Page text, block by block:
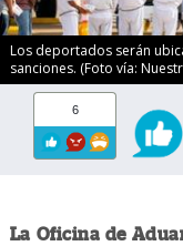
Los deportados serán
sanciones. (Foto vía:
6
La Oficina de